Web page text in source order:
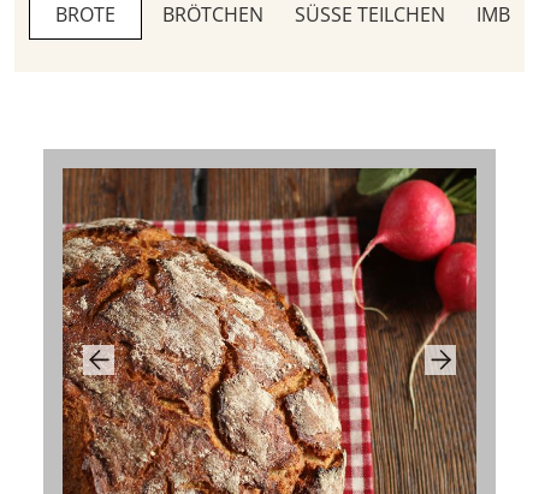
BROTE BRÖTCHEN SÜSSE TEILCHEN
Previous Next